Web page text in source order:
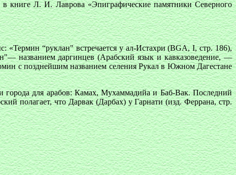
в книге Л. И. Лаврова «Эпиграфические памятники Северного
“руклан" встречается у ал-Истахри (BGA, I, стр. 186),
названием даргинцев (Арабский язык и кавказоведение, —
с позднейшим названием селения Рукал в Южном Дагестане
для арабов: Камах, Мухаммадийа и Баб-Вак. Последний
полагает, что Дарвак (Дарбах) у Гарнати (изд. Феррана, стр.